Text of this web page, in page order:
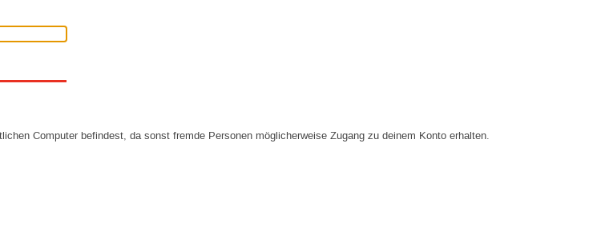
Computer befindest, da sonst fremde Personen möglicherweise Zugang zu deinem Konto erhalten.